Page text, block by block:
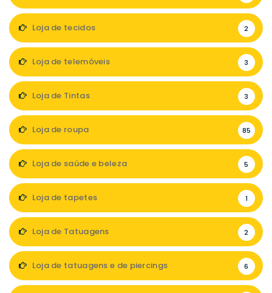
Loja de tecidos 2
Loja de telemóveis 3
Loja de Tintas 3
Loja de roupa 85
Loja de saúde e beleza 5
Loja de tapetes 1
Loja de Tatuagens 2
Loja de tatuagens e de piercings 6